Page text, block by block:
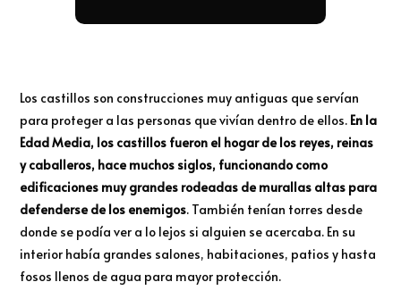
Los castillos son construcciones muy antiguas que servían
para proteger a las personas que vivían dentro de ellos. En la
Edad Media, los castillos fueron el hogar de los reyes, reinas
y caballeros, hace muchos siglos, funcionando como
edificaciones muy grandes rodeadas de murallas altas para
defenderse de los enemigos. También tenían torres desde
donde se podía ver a lo lejos si alguien se acercaba. En su
interior había grandes salones, habitaciones, patios y hasta
fosos llenos de agua para mayor protección.